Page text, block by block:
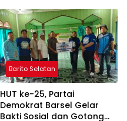
Barito Selatan
HUT ke-25, Partai
Demokrat Barsel Gelar
Bakti Sosial dan Gotong